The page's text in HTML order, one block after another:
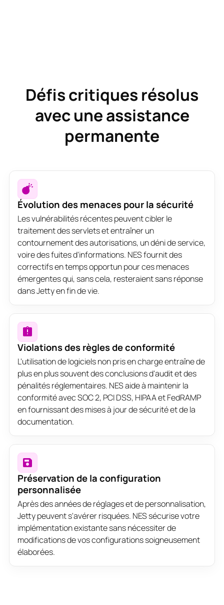
Défis critiques résolus
avec une assistance
permanente
Évolution des menaces pour la sécurité
Les vulnérabilités récentes peuvent cibler le
traitement des servlets et entraîner un
contournement des autorisations, un déni de service,
voire des fuites d'informations. NES fournit des
correctifs en temps opportun pour ces menaces
émergentes qui, sans cela, resteraient sans réponse
dans Jetty en fin de vie.
Violations des règles de conformité
L'utilisation de logiciels non pris en charge entraîne de
plus en plus souvent des conclusions d'audit et des
pénalités réglementaires. NES aide à maintenir la
conformité avec SOC 2, PCI DSS, HIPAA et FedRAMP
en fournissant des mises à jour de sécurité et de la
documentation.
Préservation de la configuration
personnalisée
Après des années de réglages et de personnalisation,
Jetty peuvent s'avérer risquées. NES sécurise votre
implémentation existante sans nécessiter de
modifications de vos configurations soigneusement
élaborées.